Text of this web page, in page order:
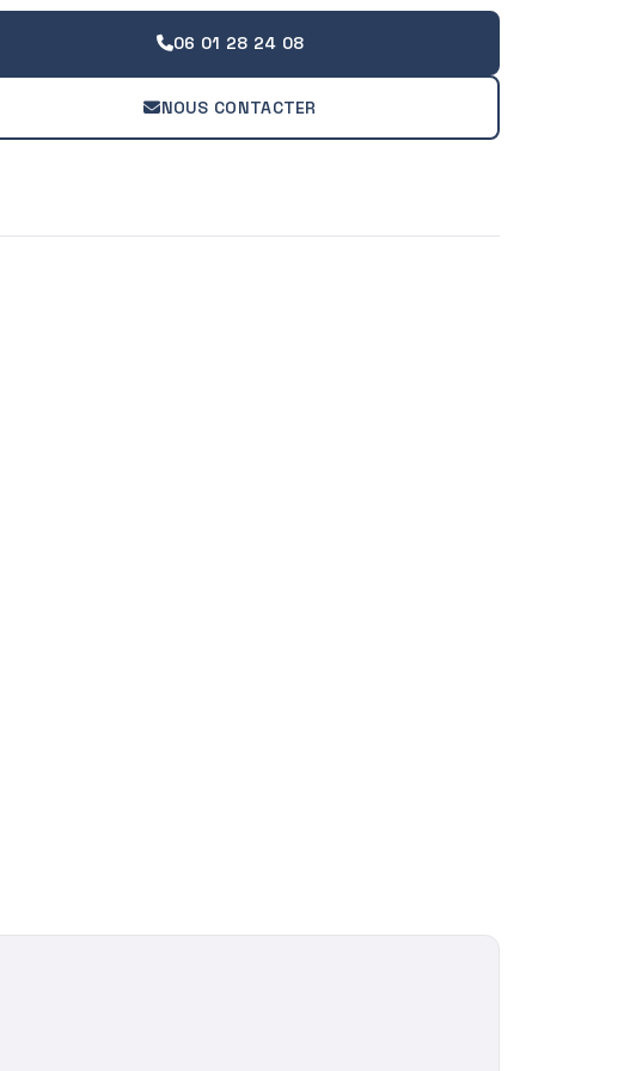
06 01 28 24 08
NOUS CONTACTER